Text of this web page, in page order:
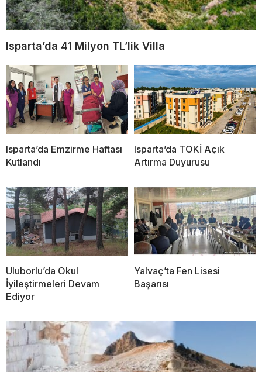
Isparta’da 41 Milyon TL’lik Villa
Isparta’da Emzirme Haftası
Kutlandı
Isparta’da TOKİ Açık
Artırma Duyurusu
Uluborlu’da Okul
İyileştirmeleri Devam
Ediyor
Yalvaç’ta Fen Lisesi
Başarısı